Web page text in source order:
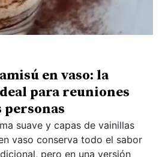
en vaso: la
para reuniones
personas
suave y capas de vainillas
vaso conserva todo el sabor
pero en una versión